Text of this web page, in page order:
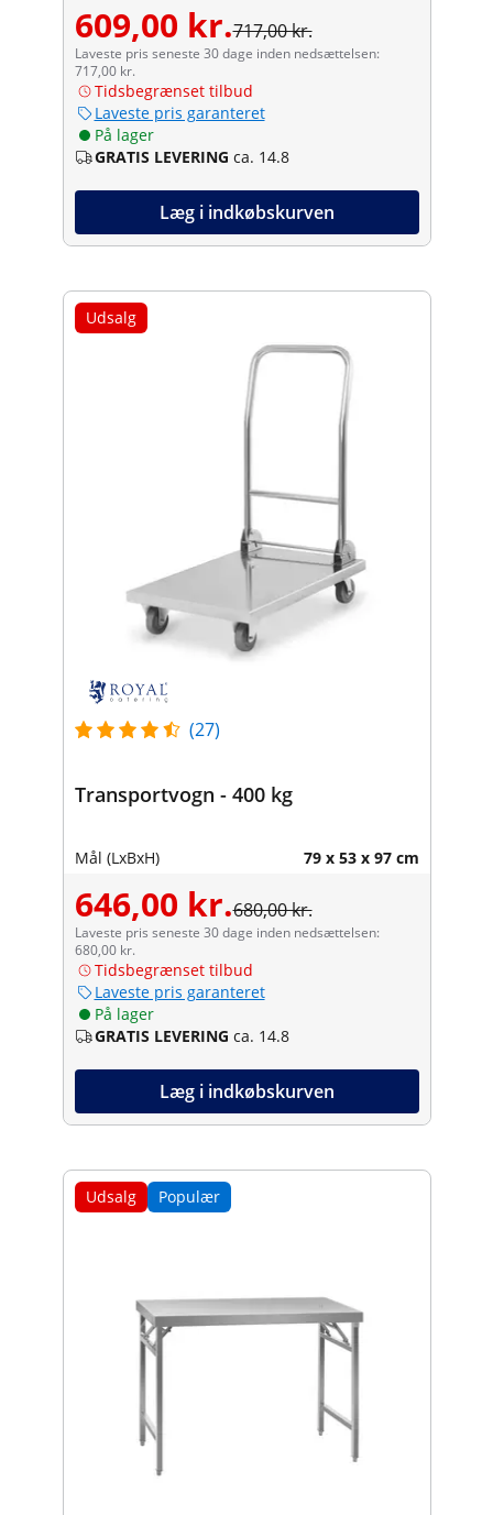
609,00 kr.717,00 kr.
Laveste pris seneste 30 dage inden nedsættelsen:
717,00 kr.
Tidsbegrænset tilbud
Laveste pris garanteret
På lager
GRATIS LEVERING ca. 14.8
Læg i indkøbskurven
Udsalg
(27)
Transportvogn - 400 kg
Mål (LxBxH) 79 x 53 x 97 cm
646,00 kr.680,00 kr.
Laveste pris seneste 30 dage inden nedsættelsen:
680,00 kr.
Tidsbegrænset tilbud
Laveste pris garanteret
På lager
GRATIS LEVERING ca. 14.8
Læg i indkøbskurven
Udsalg Populær